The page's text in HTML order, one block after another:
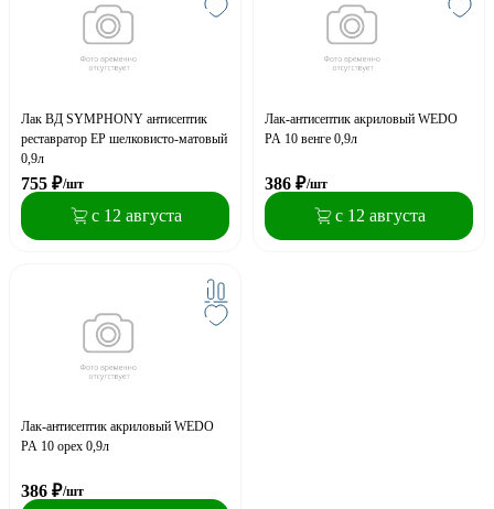
Лак ВД SYMPHONY антисептик
реставратор EP шелковисто-матовый
0,9л
755 ₽/шт
с 12 августа
Лак-антисептик акриловый WEDO
PA 10 венге 0,9л
386 ₽/шт
с 12 августа
Лак-антисептик акриловый WEDO
PA 10 орех 0,9л
386 ₽/шт